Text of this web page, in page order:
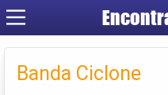
Banda Ciclone